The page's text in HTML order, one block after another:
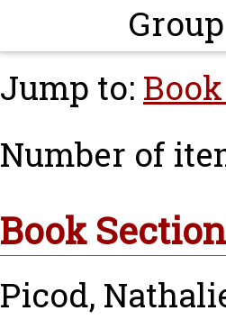
Jump to:
Number of
Book Section
Picod,